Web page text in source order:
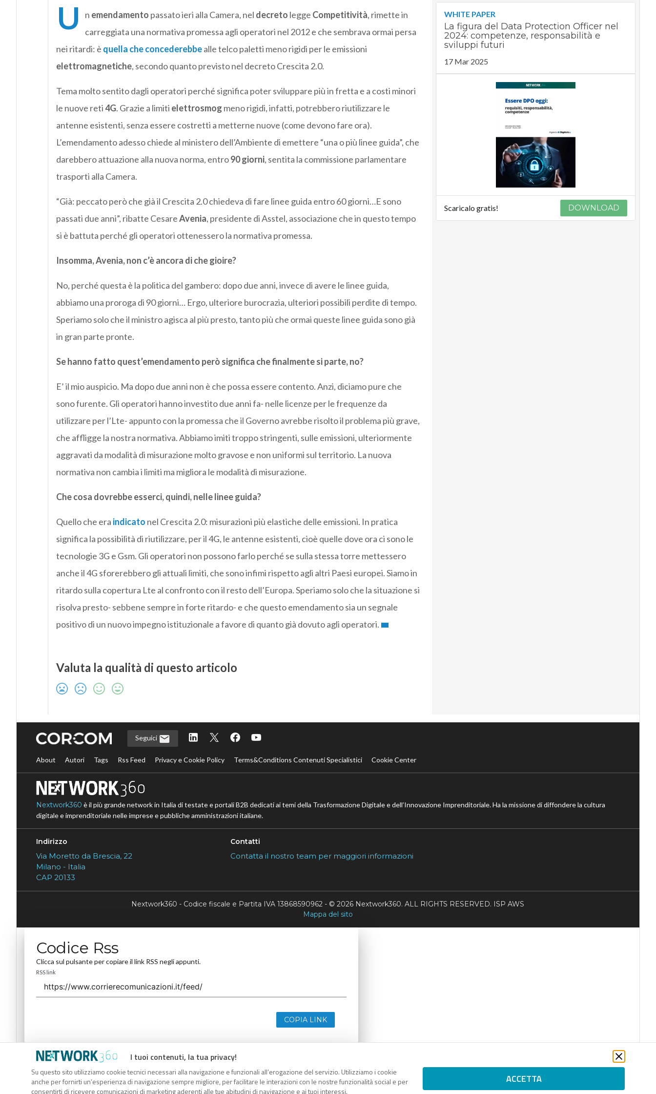
U n emendamento passato ieri alla Camera, nel decreto legge Competitività, rimette in
carreggiata una normativa promessa agli operatori nel 2012 e che sembrava ormai persa
nei ritardi: è quella che concederebbealle telco paletti meno rigidi per le emissioni
elettromagnetiche, secondo quanto previsto nel decreto Crescita 2.0.
Tema molto sentito dagli operatori perché significa poter sviluppare più in fretta e a costi minori
le nuove reti4G. Grazie a limiti elettrosmog meno rigidi, infatti, potrebbero riutilizzare le
antenne esistenti, senza essere costretti a metterne nuove (come devono fare ora).
L’emendamento adesso chiede al ministero dell’Ambiente di emettere “una o più linee guida”, che
darebbero attuazione alla nuova norma, entro90 giorni, sentita la commissione parlamentare
trasporti alla Camera.
“Già: peccato però che già il Crescita 2.0 chiedeva di fare linee guida entro 60 giorni…E sono
passati due anni”, ribatte CesareAvenia, presidente di Asstel, associazione che in questo tempo
si è battuta perché gli operatori ottenessero la normativa promessa.
Insomma, Avenia, non c’è ancora di che gioire?
No, perché questa è la politica del gambero: dopo due anni, invece di avere le linee guida,
abbiamo una proroga di 90 giorni… Ergo, ulteriore burocrazia, ulteriori possibili perdite di tempo.
Speriamo solo che il ministro agisca al più presto, tanto più che ormai queste linee guida sono già
in gran parte pronte.
Se hanno fatto quest’emendamento però significa che finalmente si parte, no?
E’ il mio auspicio. Ma dopo due anni non è che possa essere contento. Anzi, diciamo pure che
sono furente. Gli operatori hanno investito due anni fa- nelle licenze per le frequenze da
utilizzare per l’Lte- appunto con la promessa che il Governo avrebbe risolto il problema più grave,
che affligge la nostra normativa. Abbiamo imiti troppo stringenti, sulle emissioni, ulteriormente
aggravati da modalità di misurazione molto gravose e non uniformi sul territorio. La nuova
normativa non cambia i limiti ma migliora le modalità di misurazione.
Che cosa dovrebbe esserci, quindi, nelle linee guida?
Quello che era indicato nel Crescita 2.0: misurazioni più elastiche delle emissioni. In pratica
significa la possibilità di riutilizzare, per il 4G, le antenne esistenti, cioè quelle dove ora ci sono le
tecnologie 3G e Gsm. Gli operatori non possono farlo perché se sulla stessa torre mettessero
anche il 4G sforerebbero gli attuali limiti, che sono infimi rispetto agli altri Paesi europei. Siamo in
ritardo sulla copertura Lte al confronto con il resto dell’Europa. Speriamo solo che la situazione si
risolva presto- sebbene sempre in forte ritardo- e che questo emendamento sia un segnale
positivo di un nuovo impegno istituzionale a favore di quanto già dovuto agli operatori.
Valuta la qualità di questo articolo
WHITE PAPER
La figura del Data Protection Officer nel
2024: competenze, responsabilità e
sviluppi futuri
17 Mar 2025
Scaricalo gratis! DOWNLOAD
I tuoi contenuti, la tua privacy!
Su questo sito utilizziamo cookie tecnici necessari alla navigazione e funzionali all’erogazione del servizio. Utilizziamo i cookie
anche per fornirti un’esperienza di navigazione sempre migliore, per facilitare le interazioni con le nostre funzionalità social e per
consentirti di ricevere comunicazioni di marketing aderenti alle tue abitudini di navigazione e ai tuoi interessi.
ACCETTA
Seguici
About Autori Tags Rss Feed Privacy e Cookie Policy Terms&Conditions Contenuti Specialistici Cookie Center
Nextwork360 è il più grande network in Italia di testate e portali B2B dedicati ai temi della Trasformazione Digitale e dell’Innovazione Imprenditoriale. Ha la missione di diffondere la cultura
digitale e imprenditoriale nelle imprese e pubbliche amministrazioni italiane.
Indirizzo
Via Moretto da Brescia, 22
Milano - Italia
CAP 20133
Contatti
Contatta il nostro team per maggiori informazioni
Nextwork360 - Codice fiscale e Partita IVA 13868590962 - © 2026 Nextwork360. ALL RIGHTS RESERVED. ISP AWS
Mappa del sito
Codice Rss
Clicca sul pulsante per copiare il link RSS negli appunti.
RSS link
COPIA LINK
Codice Rss
Clicca sul pulsante per copiare il link RSS negli appunti.
RSS link